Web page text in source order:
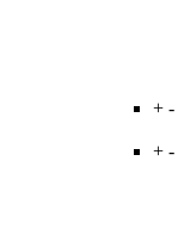
+ -
+ -